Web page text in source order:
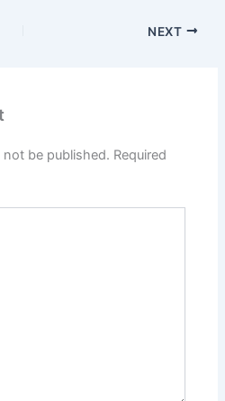
NEXT
not be published. Required